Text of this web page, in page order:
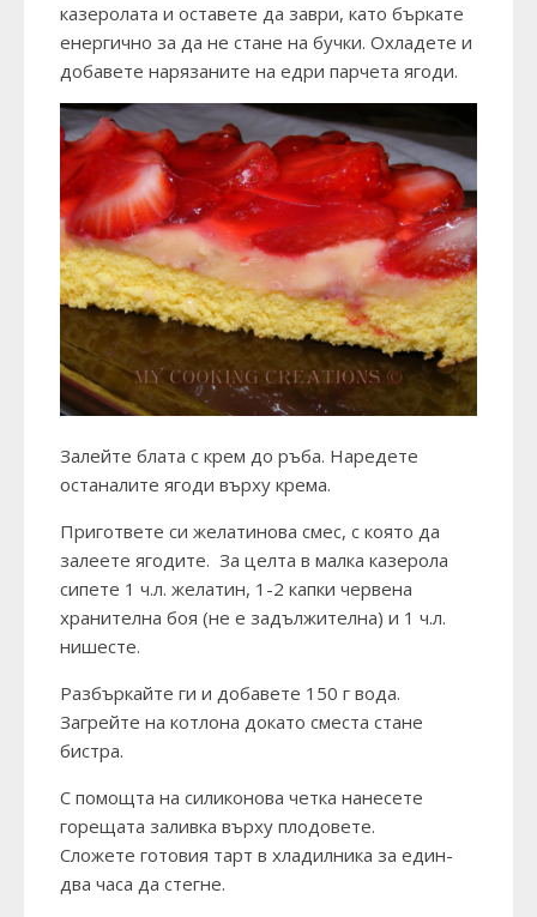
казеролата и оставете да заври, като бъркате
енергично за да не стане на бучки. Охладете и
добавете нарязаните на едри парчета ягоди.
Залейте блата с крем до ръба. Наредете
останалите ягоди върху крема.
Пригответе си желатинова смес, с която да
залеете ягодите. За целта в малка казерола
сипете 1 ч.л. желатин, 1-2 капки червена
хранителна боя (не е задължителна) и 1 ч.л.
нишесте.
Разбъркайте ги и добавете 150 г вода.
Загрейте на котлона докато сместа стане
бистра.
С помощта на силиконова четка нанесете
горещата заливка върху плодовете.
Сложете готовия тарт в хладилника за един-
два часа да стегне.